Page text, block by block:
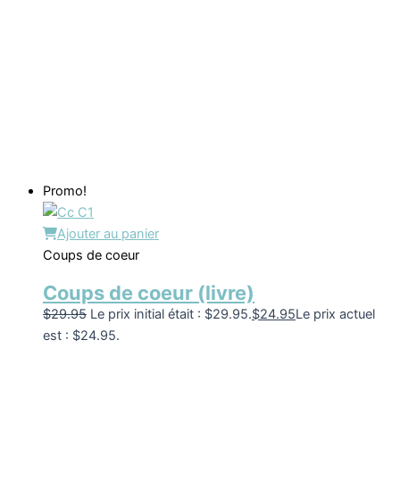
Promo!
Ajouter au panier
Coups de coeur
Coups de coeur (livre)
$29.95 Le prix initial était : $29.95.$24.95Le prix actuel
est : $24.95.